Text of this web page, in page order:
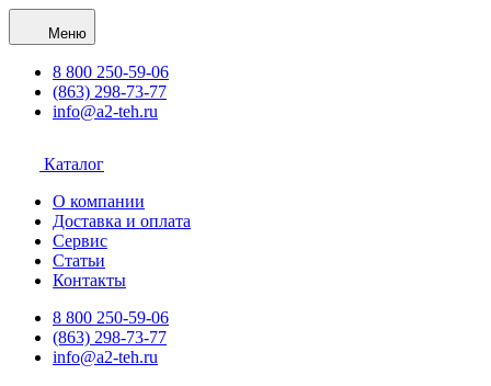
Меню
8 800 250-59-06
(863) 298-73-77
info@a2-teh.ru
Каталог
О компании
Доставка и оплата
Сервис
Статьи
Контакты
8 800 250-59-06
(863) 298-73-77
info@a2-teh.ru